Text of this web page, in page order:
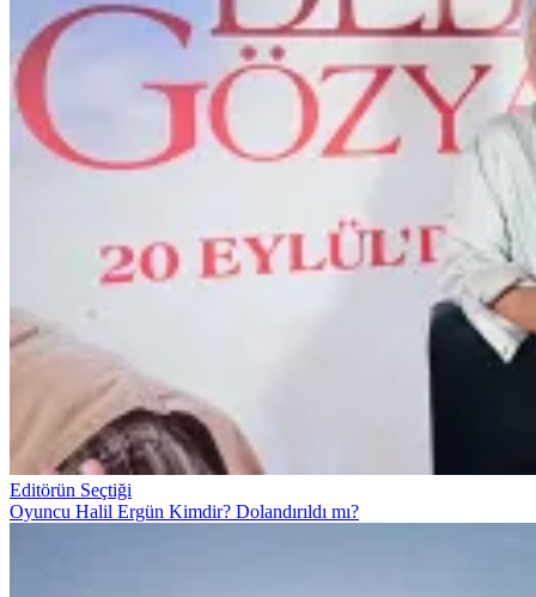
Editörün Seçtiği
Oyuncu Halil Ergün Kimdir? Dolandırıldı mı?